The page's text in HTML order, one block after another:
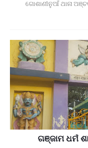
*ଗୋଶାଣୀନୁଆଁ ଥାନା
ଗଞ୍ଜାମ ଧର୍ମ